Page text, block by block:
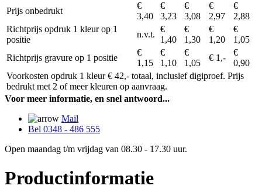
Prijs onbedrukt
€
3,40
€
3,23
€
3,08
€
2,97
€
2,88
Richtprijs opdruk 1 kleur op 1
positie
n.v.t.
€
1,40
€
1,30
€
1,20
€
1,05
Richtprijs gravure op 1 positie
€
1,15
€
1,10
€
1,05
€ 1,-
€
0,90
Voorkosten opdruk 1 kleur € 42,- totaal, inclusief digiproef. Prijs
bedrukt met 2 of meer kleuren op aanvraag.
Voor meer informatie, en snel antwoord...
Mail
Bel 0348 - 486 555
Open maandag t/m vrijdag van 08.30 - 17.30 uur.
Productinformatie